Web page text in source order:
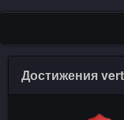
Достижения